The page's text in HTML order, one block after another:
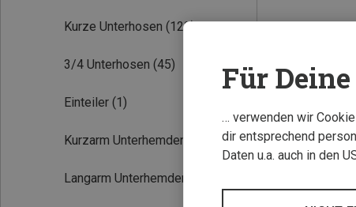
Kurze Unterhosen (122)
3/4 Unterhosen (45)
Einteiler (1)
Kurzarm Unterhemden
Langarm Unterhemden
Für
… verwenden wir
dir entsprechend
Daten u.a. auch in den